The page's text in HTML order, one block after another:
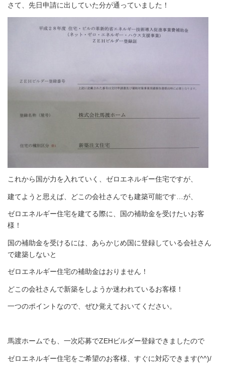
さて、先日申請に出していた分が通っていました！
これから国が力を入れていく、ゼロエネルギー住宅ですが、
建てようと思えば、どこの会社さんでも建築可能です…が、
ゼロエネルギー住宅を建てる際に、国の補助金を受けたいお客
様！
国の補助金を受けるには、あらかじめ国に登録している会社さん
で建築しないと
ゼロエネルギー住宅の補助金はおりません！
どこの会社さんで新築をしようか迷われているお客様！
一つのポイントなので、ぜひ覚えておいてください。
馬渡ホームでも、一次応募でZEHビルダー登録できましたので
ゼロエネルギー住宅をご希望のお客様、すぐに対応できます(^^)/